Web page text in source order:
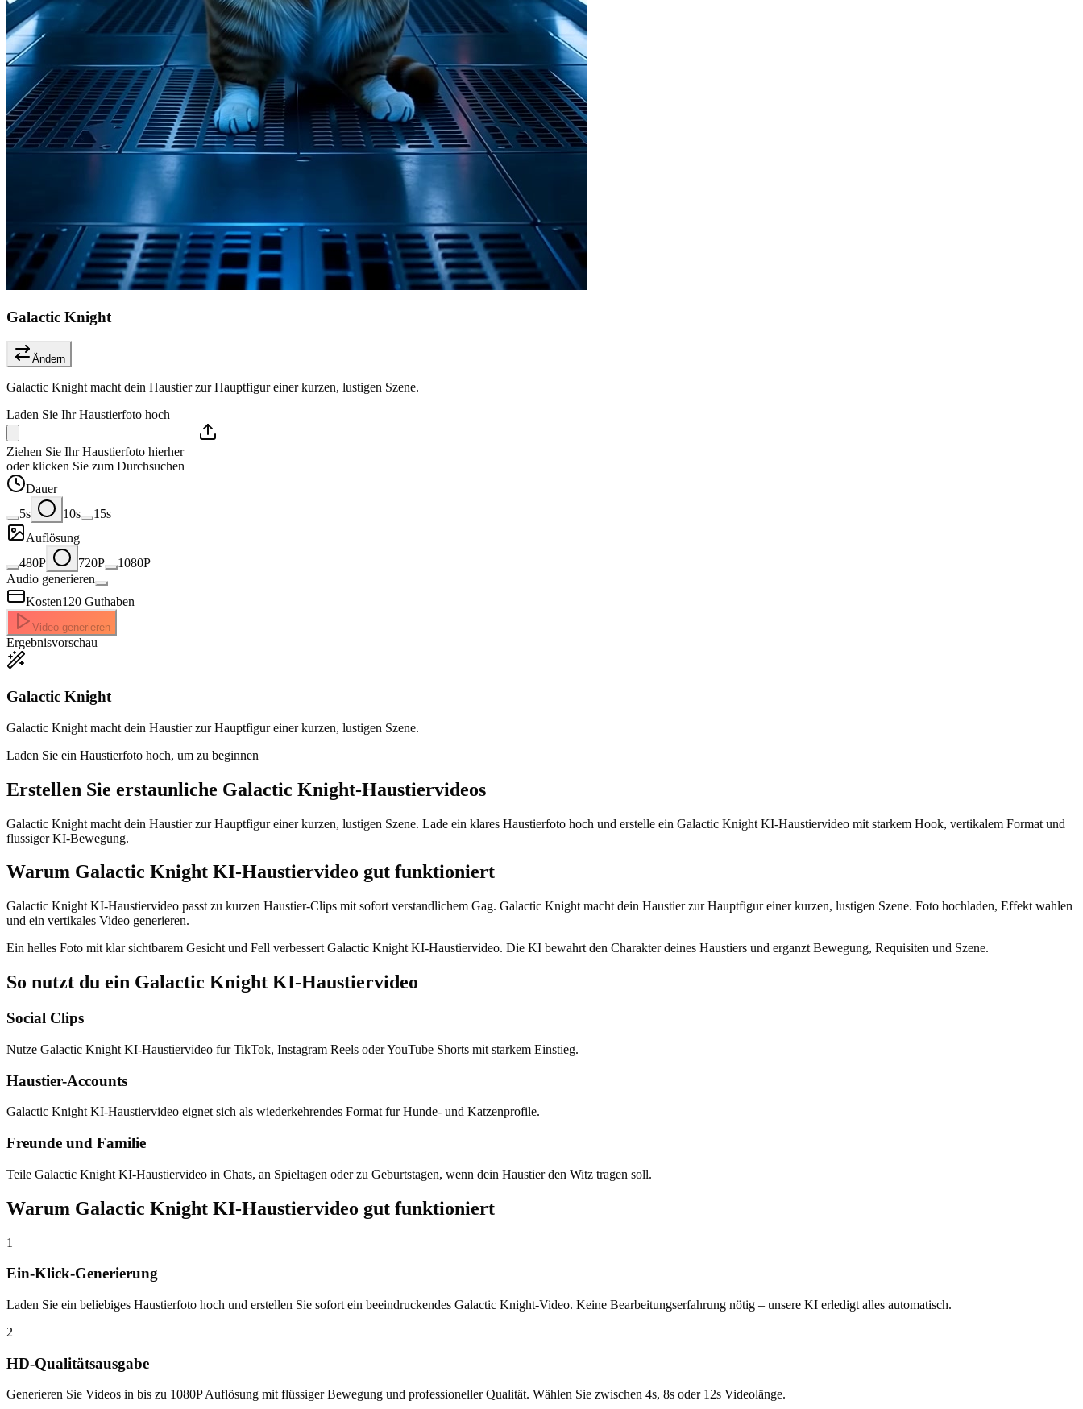
Galactic Knight
Ändern
Galactic Knight macht dein Haustier zur Hauptfigur einer kurzen, lustigen Szene.
Laden Sie Ihr Haustierfoto hoch
Ziehen Sie Ihr Haustierfoto hierher
oder klicken Sie zum Durchsuchen
Dauer
5s
10s
15s
Auflösung
480P
720P
1080P
Audio generieren
Kosten120 Guthaben
Video generieren
Ergebnisvorschau
Galactic Knight
Galactic Knight macht dein Haustier zur Hauptfigur einer kurzen, lustigen Szene.
Laden Sie ein Haustierfoto hoch, um zu beginnen
Erstellen Sie erstaunliche Galactic Knight-Haustiervideos
Galactic Knight macht dein Haustier zur Hauptfigur einer kurzen, lustigen Szene. Lade ein klares Haustierfoto hoch und erstelle ein Galactic Knight KI-Haustiervideo mit starkem Hook, vertikalem Format und
flussiger KI-Bewegung.
Warum Galactic Knight KI-Haustiervideo gut funktioniert
Galactic Knight KI-Haustiervideo passt zu kurzen Haustier-Clips mit sofort verstandlichem Gag. Galactic Knight macht dein Haustier zur Hauptfigur einer kurzen, lustigen Szene. Foto hochladen, Effekt wahlen
und ein vertikales Video generieren.
Ein helles Foto mit klar sichtbarem Gesicht und Fell verbessert Galactic Knight KI-Haustiervideo. Die KI bewahrt den Charakter deines Haustiers und erganzt Bewegung, Requisiten und Szene.
So nutzt du ein Galactic Knight KI-Haustiervideo
Social Clips
Nutze Galactic Knight KI-Haustiervideo fur TikTok, Instagram Reels oder YouTube Shorts mit starkem Einstieg.
Haustier-Accounts
Galactic Knight KI-Haustiervideo eignet sich als wiederkehrendes Format fur Hunde- und Katzenprofile.
Freunde und Familie
Teile Galactic Knight KI-Haustiervideo in Chats, an Spieltagen oder zu Geburtstagen, wenn dein Haustier den Witz tragen soll.
Warum Galactic Knight KI-Haustiervideo gut funktioniert
1
Ein-Klick-Generierung
Laden Sie ein beliebiges Haustierfoto hoch und erstellen Sie sofort ein beeindruckendes Galactic Knight-Video. Keine Bearbeitungserfahrung nötig – unsere KI erledigt alles automatisch.
2
HD-Qualitätsausgabe
Generieren Sie Videos in bis zu 1080P Auflösung mit flüssiger Bewegung und professioneller Qualität. Wählen Sie zwischen 4s, 8s oder 12s Videolänge.